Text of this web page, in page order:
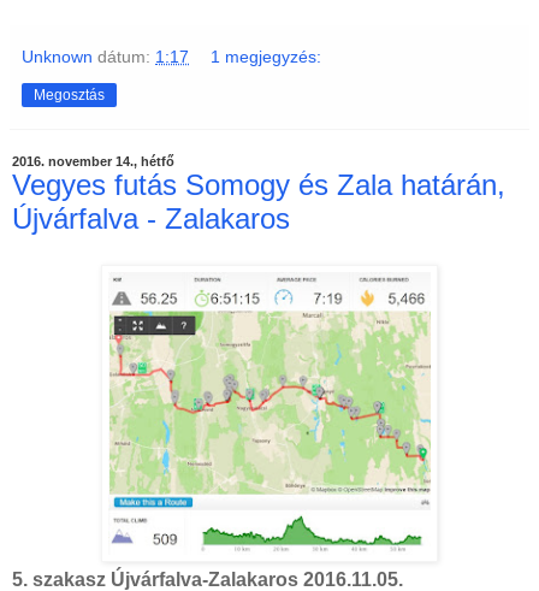
Unknown dátum: 1:17 1 megjegyzés:
Megosztás
2016. november 14., hétfő
Vegyes futás Somogy és Zala határán,
Újvárfalva - Zalakaros
5. szakasz Újvárfalva-Zalakaros 2016.11.05.